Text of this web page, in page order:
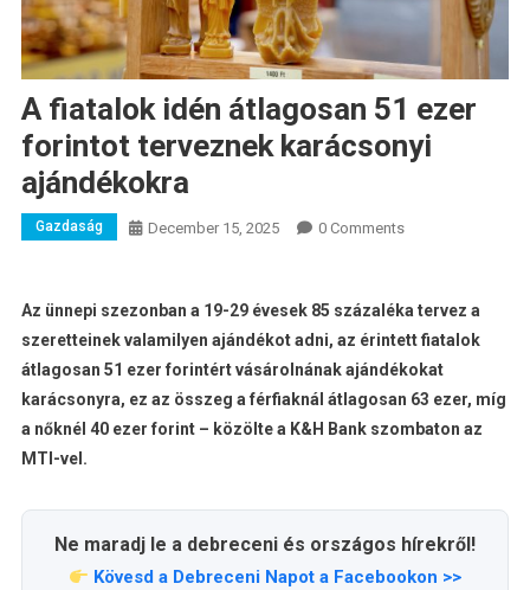
A fiatalok idén átlagosan 51 ezer
forintot terveznek karácsonyi
ajándékokra
Gazdaság December 15, 2025 0 Comments
Az ünnepi szezonban a 19-29 évesek 85 százaléka tervez a
szeretteinek valamilyen ajándékot adni, az érintett fiatalok
átlagosan 51 ezer forintért vásárolnának ajándékokat
karácsonyra, ez az összeg a férfiaknál átlagosan 63 ezer, míg
a nőknél 40 ezer forint – közölte a K&H Bank szombaton az
MTI-vel.
Ne maradj le a debreceni és országos hírekről!
Kövesd a Debreceni Napot a Facebookon >>